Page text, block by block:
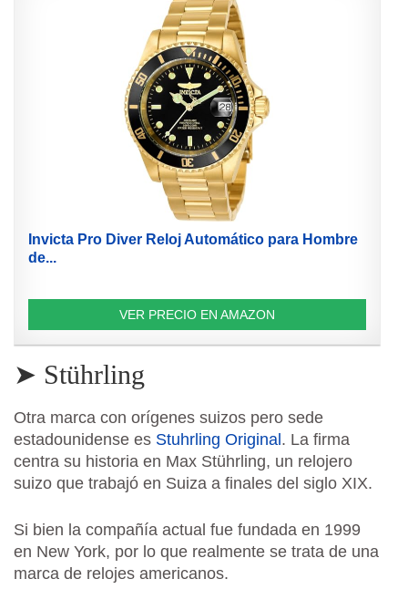
Invicta Pro Diver Reloj Automático para Hombre
de...
VER PRECIO EN AMAZON
➤ Stührling
Otra marca con orígenes suizos pero sede
estadounidense es Stuhrling Original . La firma
centra su historia en Max Stührling, un relojero
suizo que trabajó en Suiza a finales del siglo XIX.
Si bien la compañía actual fue fundada en 1999
en New York, por lo que realmente se trata de una
marca de relojes americanos.